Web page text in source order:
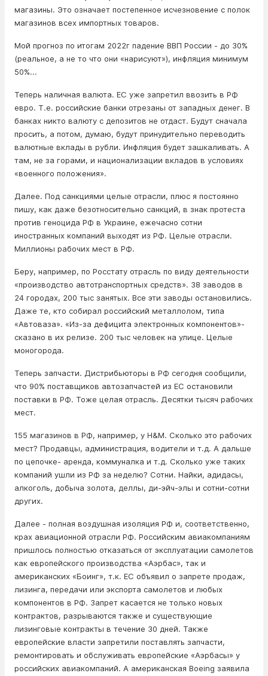
магазины. Это означает постепенное исчезновение с полок
магазинов всех импортных товаров.
Мой прогноз по итогам 2022г падение ВВП России - до 30%
(реальное, а не то что они «нарисуют»), инфляция минимум
50%...
Теперь наличная валюта. ЕС уже запретил ввозить в РФ
евро. Т.е. российские банки отрезаны от западных денег. В
банках никто валюту с депозитов не отдаст. Будут сначала
просить, а потом, думаю, будут принудительно переводить
валютные вклады в рубли. Инфляция будет зашкаливать. А
там, не за горами, и национализации вкладов в условиях
«военного положения».
Далее. Под санкциями целые отрасли, плюс я постоянно
пишу, как даже безотносительно санкций, в знак протеста
против геноцида РФ в Украине, ежечасно сотни
иностранных компаний выходят из РФ. Целые отрасли.
Миллионы рабочих мест в РФ.
Беру, например, по Росстату отрасль по виду деятельности
«производство автотранспортных средств». 38 заводов в
24 городах, 200 тыс занятых. Все эти заводы остановились.
Даже те, кто собирал российский металлолом, типа
«Автоваза». «Из-за дефицита электронных компонентов»-
сказано в их релизе. 200 тыс человек на улице. Целые
моногорода.
Теперь запчасти. Дистрибьюторы в РФ сегодня сообщили,
что 90% поставщиков автозапчастей из ЕС остановили
поставки в РФ. Тоже целая отрасль. Десятки тысяч рабочих
мест.
155 магазинов в РФ, например, у H&M. Сколько это рабочих
мест? Продавцы, администрация, водители и т.д. А дальше
по цепочке- аренда, коммуналка и т.д. Сколько уже таких
компаний ушли из РФ за неделю? Сотни. Найки, адидасы,
алкоголь, добыча золота, деллы, ди-эйч-элы и сотни-сотни
других.
Далее - полная воздушная изоляция РФ и, соответственно,
крах авиационной отрасли РФ. Российским авиакомпаниям
пришлось полностью отказаться от эксплуатации самолетов
как европейского производства «Аэрбас», так и
американских «Боинг», т.к. ЕС объявил о запрете продаж,
лизинга, передачи или экспорта самолетов и любых
компонентов в РФ. Запрет касается не только новых
контрактов, разрываются также и существующие
лизинговые контракты в течение 30 дней. Также
европейские власти запретили поставлять запчасти,
ремонтировать и обслуживать европейские «Аэрбасы» у
российских авиакомпаний. А американская Boeing заявила